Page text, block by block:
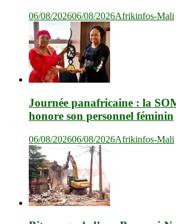
06/08/202606/08/2026Afrikinfos-Mali
Journée panafricaine : la
honore son personnel féminin
06/08/202606/08/2026Afrikinfos-Mali